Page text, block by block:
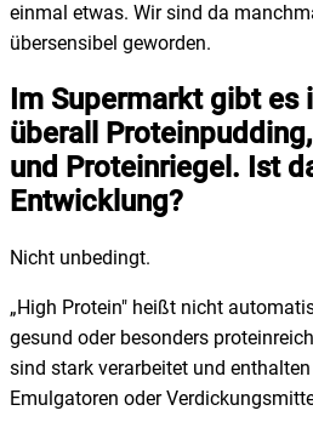
einmal etwas. Wir sind da
übersensibel geworden.
Im Supermarkt gibt es
überall
und Proteinriegel. Ist
Entwicklung?
Nicht unbedingt.
„High Protein" heißt nicht
gesund oder besonders
sind stark verarbeitet und
Emulgatoren oder